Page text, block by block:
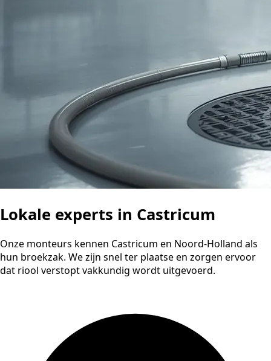
Lokale experts in Castricum
Onze monteurs kennen Castricum en Noord-Holland als
hun broekzak. We zijn snel ter plaatse en zorgen ervoor
dat riool verstopt vakkundig wordt uitgevoerd.